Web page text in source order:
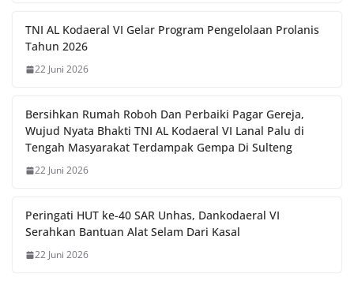
TNI AL Kodaeral VI Gelar Program Pengelolaan Prolanis
Tahun 2026
22 Juni 2026
Bersihkan Rumah Roboh Dan Perbaiki Pagar Gereja,
Wujud Nyata Bhakti TNI AL Kodaeral VI Lanal Palu di
Tengah Masyarakat Terdampak Gempa Di Sulteng
22 Juni 2026
Peringati HUT ke-40 SAR Unhas, Dankodaeral VI
Serahkan Bantuan Alat Selam Dari Kasal
22 Juni 2026